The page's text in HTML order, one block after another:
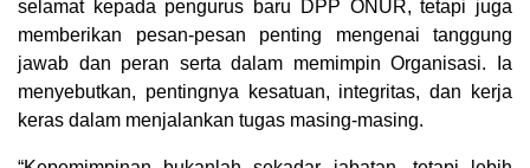
selamat kepada pengurus baru DPP ONUR, tetapi juga
memberikan pesan-pesan penting mengenai tanggung
jawab dan peran serta dalam memimpin Organisasi. Ia
menyebutkan, pentingnya kesatuan, integritas, dan kerja
keras dalam menjalankan tugas masing-masing.